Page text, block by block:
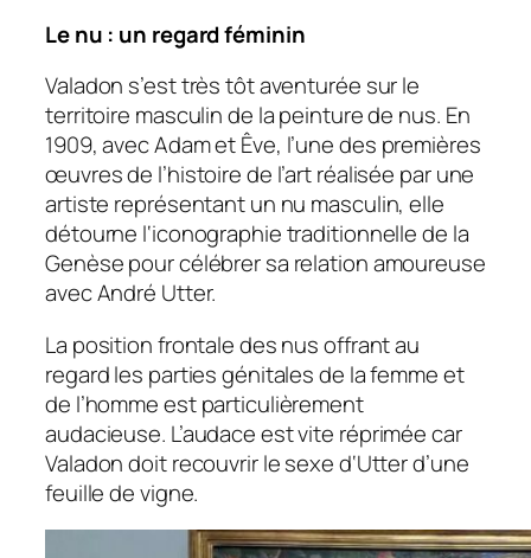
Le nu : un regard féminin
Valadon s’est très tôt aventurée sur le
territoire masculin de la peinture de nus. En
1909, avec Adam et Êve, l’une des premières
œuvres de l’histoire de l’art réalisée par une
artiste représentant un nu masculin, elle
détourne l‘iconographie traditionnelle de la
Genèse pour célébrer sa relation amoureuse
avec André Utter.
La position frontale des nus offrant au
regard les parties génitales de la femme et
de l’homme est particulièrement
audacieuse. L’audace est vite réprimée car
Valadon doit recouvrir le sexe d‘Utter d’une
feuille de vigne.